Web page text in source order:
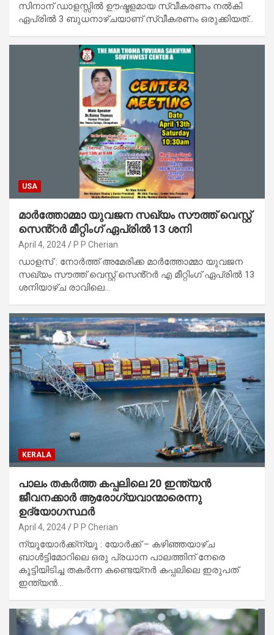
സിനാന് ഡാളസ്സിൽ ഊഷ്മളമായ സ്വീകരണം നല്‍കി
ഏപ്രിൽ 3 ബുധനാഴ്ചയാണ് സ്വീകരണം ഒരുക്കിയത്…
USA
മാർത്തോമ്മാ യുവജന സഖ്യം സൗത്ത് വെസ്റ്റ്
സെൻ്റർ മീറ്റിംഗ് ഏപ്രിൽ 13 ശനി
April 4, 2024 P P Cherian
ഡാളസ് : നോർത്ത് അമേരിക്ക മാർത്തോമ്മാ യുവജന
സഖ്യം സൗത്ത് വെസ്റ്റ് സെൻ്റർ എ മീറ്റിംഗ് ഏപ്രിൽ 13
ശനിയാഴ്ച രാവിലെ…
KERALA
പാലം തകർത്ത കപ്പലിലെ 20 ഇന്ത്യൻ
ജീവനക്കാർ ആരോഗ്യവാന്മാരെന്നു
ഉദ്യോഗസ്ഥർ
April 4, 2024 P P Cherian
ന്യൂയോർക്ക്ന്യൂ : യോർക്ക് – കഴിഞ്ഞയാഴ്ച
ബാൾട്ടിമോറിലെ ഒരു പ്രധാന പാലത്തിന് നേരെ
കൂട്ടിയിടിച്ച തകർന്ന കണ്ടെയ്‌നർ കപ്പലിലെ ഇരുപത്
ഇന്ത്യൻ…